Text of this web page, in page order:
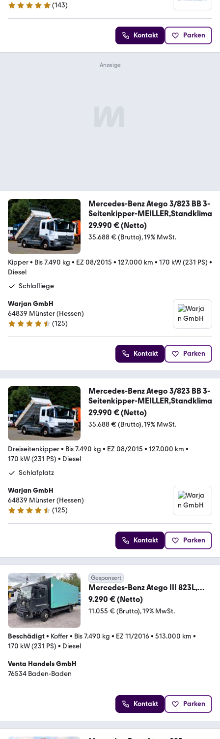
4.8 Sterne
(143)
Kontakt Parken
Mercedes-Benz Atego 3/823 BB 3-
Seitenkipper-MEILLER,Standklima
29.990 € (Netto)
35.688 € (Brutto) 19% MwSt.
Kipper• Bis 7.490 kg • EZ 08/2015 • 127.000 km • 170 kW (231 PS) •
Diesel
Schlafliege
Warjan GmbH
64839 Münster (Hessen)
4.7 Sterne
(125)
Kontakt Parken
Mercedes-Benz Atego 3/823 BB 3-
Seitenkipper-MEILLER,Standklima
29.990 € (Netto)
35.688 € (Brutto) 19% MwSt.
Dreiseitenkipper• Bis 7.490 kg • EZ 08/2015 • 127.000 km •
170 kW (231 PS) • Diesel
Schlafplatz
Warjan GmbH
64839 Münster (Hessen)
4.7 Sterne
(125)
Kontakt Parken
Gesponsert
Mercedes-Benz Atego III 823L,
Euro-6, LBW
9.290 € (Netto)
11.055 € (Brutto) 19% MwSt.
Beschädigt• Koffer• Bis 7.490 kg • EZ 11/2016• 513.000 km •
170 kW (231 PS) • Diesel
Venta Handels GmbH
76534 Baden-Baden
Kontakt Parken